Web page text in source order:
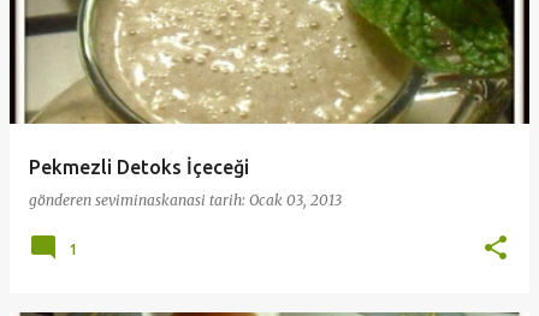
Pekmezli Detoks İçeceği
gönderen seviminaskanasi tarih: Ocak 03, 2013
1